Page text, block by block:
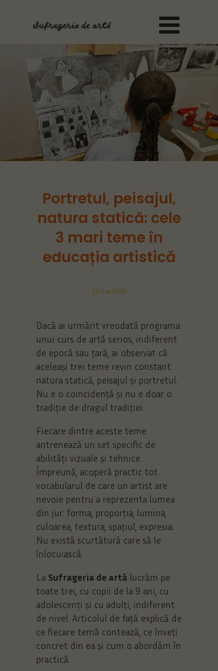
Portretul, peisajul,
natura statică: cele
3 mari teme în
educația artistică
29 mai 2026
Dacă ai urmărit vreodată programa
unui curs de artă serios, indiferent
de epocă sau țară, ai observat că
aceleași trei teme revin constant:
natura statică, peisajul și portretul.
Nu e o coincidență și nu e doar o
tradiție de dragul tradiției.
Fiecare dintre aceste teme
antrenează un set specific de
abilități vizuale și tehnice.
Împreună, acoperă practic tot
vocabularul de care un artist are
nevoie pentru a reprezenta lumea
din jur: forma, proporția, lumina,
culoarea, textura, spațiul, expresia.
Nu există scurtătură care să le
înlocuiască.
La Sufrageria de artă lucrăm pe
toate trei, cu copii de la 9 ani, cu
adolescenți și cu adulți, indiferent
de nivel. Articolul de față explică de
ce fiecare temă contează, ce înveți
concret din ea și cum o abordăm în
practică.